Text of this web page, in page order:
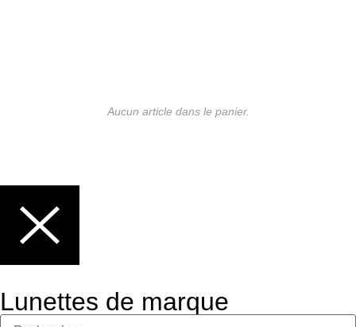
Aucun article dans le panier.
Lunettes de marque